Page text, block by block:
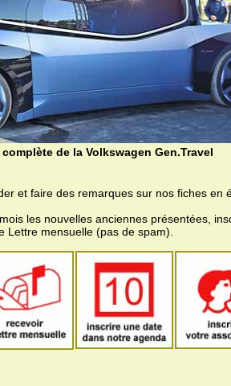
de la Volkswagen Gen.Travel
et faire des remarques sur nos fiches en
les nouvelles anciennes présentées,
Lettre mensuelle (pas de spam).